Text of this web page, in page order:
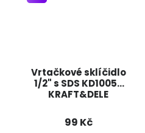
Vrtačkové sklíčidlo
1/2" s SDS KD10050
KRAFT&DELE
99 Kč